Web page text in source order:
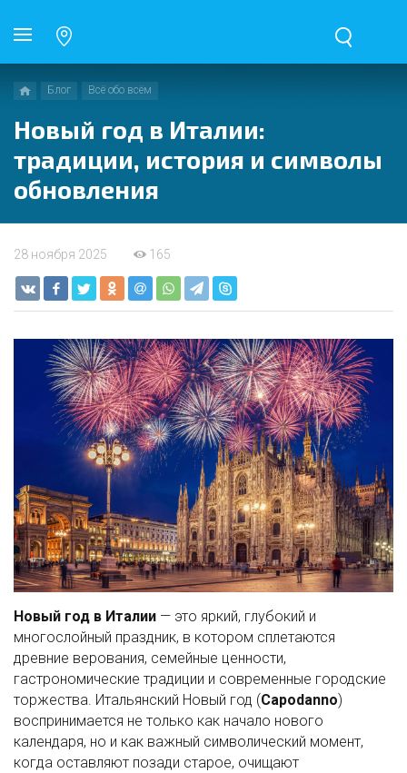
Блог Всё обо всём
Новый год в Италии:
традиции, история и символы
обновления
28 ноября 2025 165
Новый год в Италии — это яркий, глубокий и
многослойный праздник, в котором сплетаются
древние верования, семейные ценности,
гастрономические традиции и современные городские
торжества. Итальянский Новый год (Capodanno)
воспринимается не только как начало нового
календаря, но и как важный символический момент,
когда оставляют позади старое, очищают